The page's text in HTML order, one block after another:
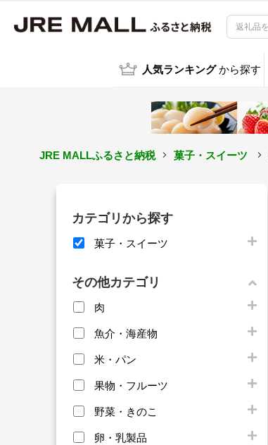
人気ランキング から探す
JRE MALLふるさと納税 菓子・スイーツ
カテゴリから探す
菓子・スイーツ
その他カテゴリ
肉
魚介・海産物
米・パン
果物・フルーツ
野菜・きのこ
卵・乳製品